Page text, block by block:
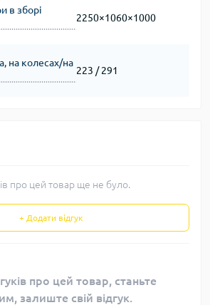
в зборі
2250×1060×1000
на колесах/на
223 / 291
про цей товар ще не було.
+ Додати відгук
про цей товар, станьте
залиште свій відгук.